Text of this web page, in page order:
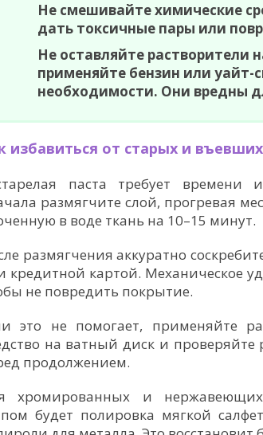
Не смешивайте химические
дать токсичные пары или
Не оставляйте растворители
применяйте бензин или уайт-
необходимости. Они вредны
избавиться от старых и
паста требует времени
размягчите слой, прогревая
в воде ткань на 10–15 минут.
размягчения аккуратно
кредитной картой. Механическое
не повредить покрытие.
это не помогает, применяйте
на ватный диск и проверяйте
продолжением.
хромированных и
будет полировка мягкой